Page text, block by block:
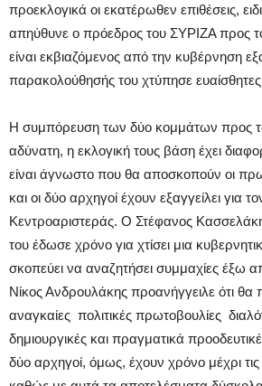
προεκλογικά οι εκατέρωθεν επιθέσεις,
απηύθυνε ο πρόεδρος του ΣΥΡΙΖΑ προς
είναι εκβιαζόμενος από την κυβέρνηση
παρακολούθησής του χτύπησε
Η συμπόρευση των δύο κομμάτων προς
αδύνατη, η εκλογική τους βάση έχει
είναι άγνωστο που θα αποσκοπούν οι
και οι δύο αρχηγοί έχουν εξαγγείλει για
Κεντροαριστεράς. Ο Στέφανος
του έδωσε χρόνο για χτίσει μια
σκοπεύει να αναζητήσει συμμαχίες έξω
Νίκος Ανδρουλάκης προανήγγειλε ότι θα
αναγκαίες πολιτικές πρωτοβουλίες
δημιουργικές και πραγματικά
δύο αρχηγοί, όμως, έχουν χρόνο μέχρι